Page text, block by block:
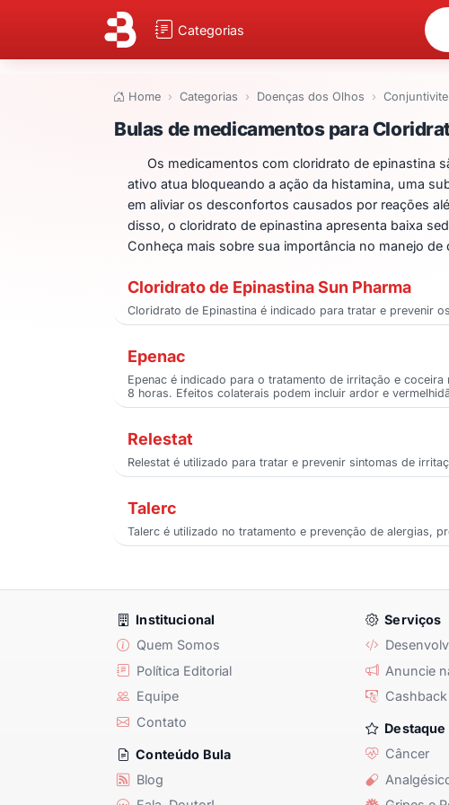
Categorias
Home Categorias Doenças dos Olhos Conjuntivite
Bulas de
Bulas de medicamentos para
Os medicamentos com cloridrato de epinastina
ativo atua bloqueando a ação da histamina, uma
em aliviar os desconfortos causados por reações
disso, o cloridrato de epinastina apresenta baixa
Conheça mais sobre sua importância no manejo
Cloridrato de Epinastina Sun Pharma
Cloridrato de Epinastina é indicado para tratar e prevenir
Epenac
Epenac é indicado para o tratamento de irritação e
8 horas. Efeitos colaterais podem incluir ardor e
Relestat
Relestat é utilizado para tratar e prevenir sintomas de
Talerc
Talerc é utilizado no tratamento e prevenção de alergias,
Institucional
Quem Somos
Política Editorial
Equipe
Contato
Conteúdo Bula
Blog
Serviços
Anuncie
Destaque
Câncer